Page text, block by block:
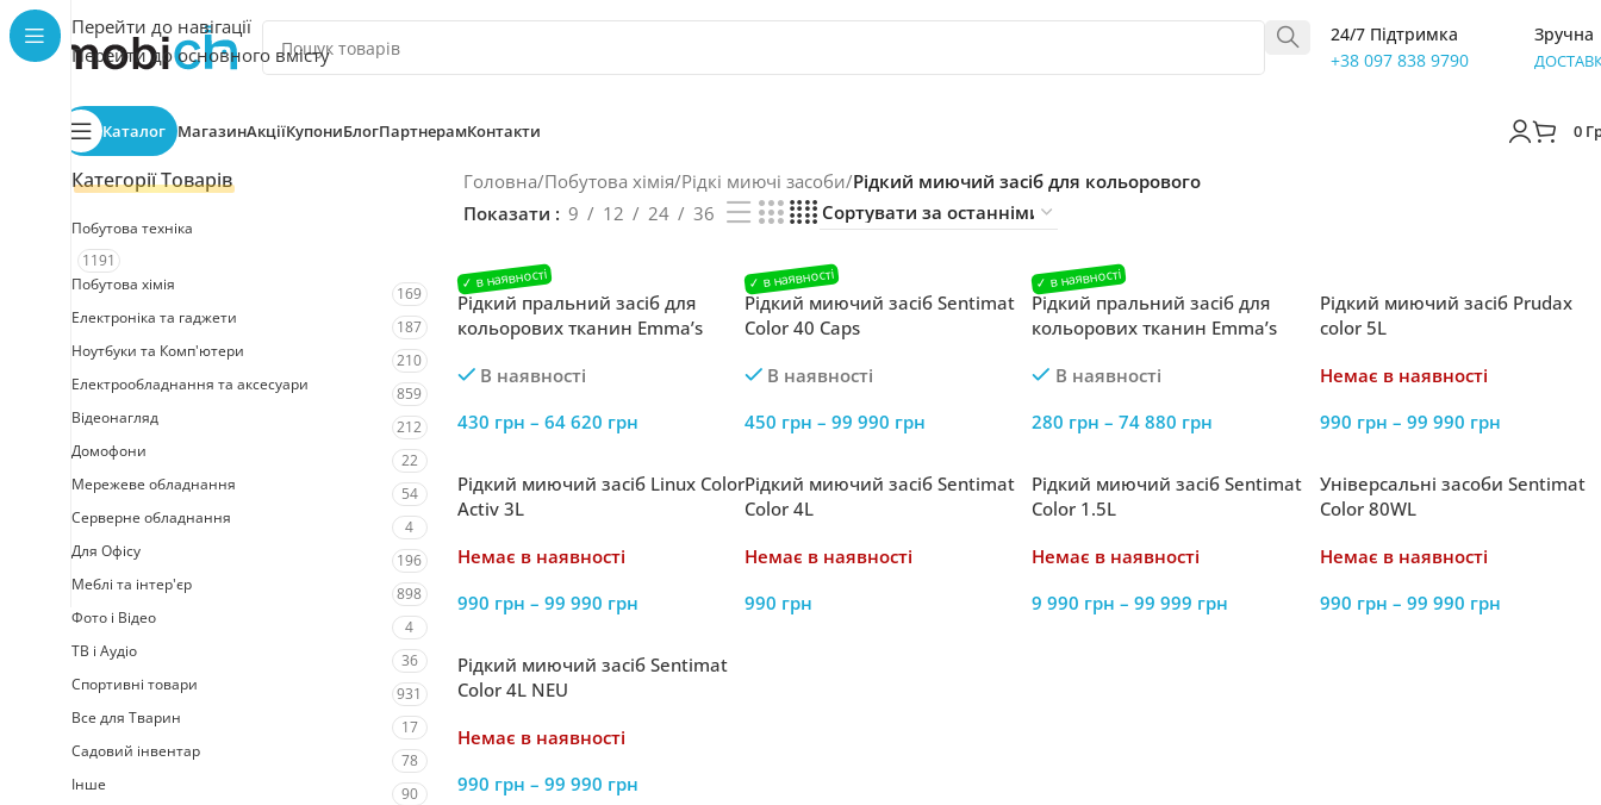
Перейти до навігації
Перейти до основного вмісту
24/7 Підтримка
+38 097 838 9790
Зручна
Каталог МагазинАкціїКупониБлогПартнерамКонтакти 0
Категорії Товарів
Побутова техніка
1191
Побутова хімія
169
Електроніка та гаджети
187
Ноутбуки та Комп'ютери
210
Електрообладнання та аксесуари
859
Відеонагляд
212
Домофони
22
Мережеве обладнання
54
Серверне обладнання
4
Для Офісу
196
Меблі та інтер'єр
898
Фото і Відео
4
ТВ і Аудіо
36
Спортивні товари
931
Все для Тварин
17
Садовий інвентар
78
Інше
90
Головна/Побутова хімія/Рідкі миючі засоби/Рідкий миючий засіб для кольорового
Показати
9 12 24 36
Рідкий пральний засіб для
кольорових тканин Emma’s
В наявності
430 грн – 64 620 грн
Рідкий миючий засіб Sentimat
Color 40 Caps
В наявності
450 грн – 99 990 грн
Рідкий пральний засіб для
кольорових тканин Emma’s
В наявності
280 грн – 74 880 грн
Рідкий миючий засіб Prudax
color 5L
Немає в наявності
990 грн – 99 990 грн
Рідкий миючий засіб Linux Color
Activ 3L
Немає в наявності
990 грн – 99 990 грн
Рідкий миючий засіб Sentimat
Color 4L
Немає в наявності
990 грн
Рідкий миючий засіб Sentimat
Color 1.5L
Немає в наявності
9 990 грн – 99 999 грн
Універсальні засоби Sentimat
Color 80WL
Немає в наявності
990 грн – 99 990 грн
Рідкий миючий засіб Sentimat
Color 4L NEU
Немає в наявності
990 грн – 99 990 грн